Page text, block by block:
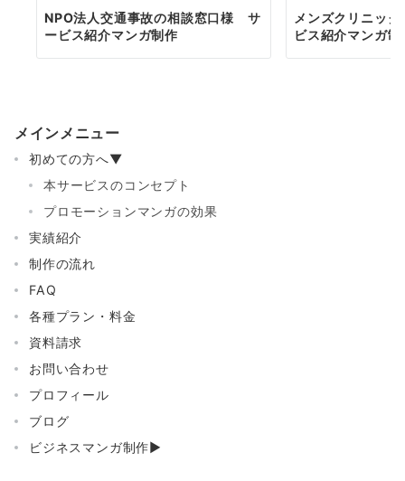
NPO法人交通事故の相談窓口様 サ
ービス紹介マンガ制作
メンズクリニッ
ビス紹介マンガ制
メインメニュー
初めての方へ▼
本サービスのコンセプト
プロモーションマンガの効果
実績紹介
制作の流れ
FAQ
各種プラン・料金
資料請求
お問い合わせ
プロフィール
ブログ
ビジネスマンガ制作▶